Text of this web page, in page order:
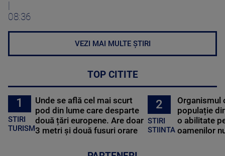
08:36
VEZI MAI MULTE ȘTIRI
TOP CITITE
1
STIRI
TURISM
Unde se află cel mai scurt
pod din lume care desparte
două țări europene. Are doar
3 metri și două fusuri orare
2
STIRI
STIINTA
Organismul
populație
o abilitate
oamenilor